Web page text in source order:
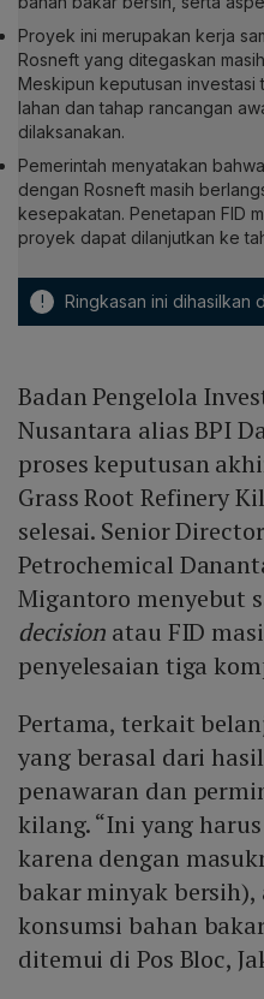
Proyek ini merupakan kerja
Rosneft yang ditegaskan
Meskipun keputusan
lahan dan tahap rancangan
dilaksanakan.
Pemerintah menyatakan
dengan Rosneft masih
kesepakatan. Penetapan FID
proyek dapat dilanjutkan ke
! Ringkasan ini dihasilkan
Badan Pengelola
Nusantara alias BPI
proses keputusan
Grass Root Refinery
selesai. Senior
Petrochemical
Migantoro menyebut
decision atau FID
penyelesaian tiga
Pertama, terkait
yang berasal dari
penawaran dan
kilang. “Ini yang
karena dengan
bakar minyak bersih),
konsumsi bahan
ditemui di Pos Bloc,